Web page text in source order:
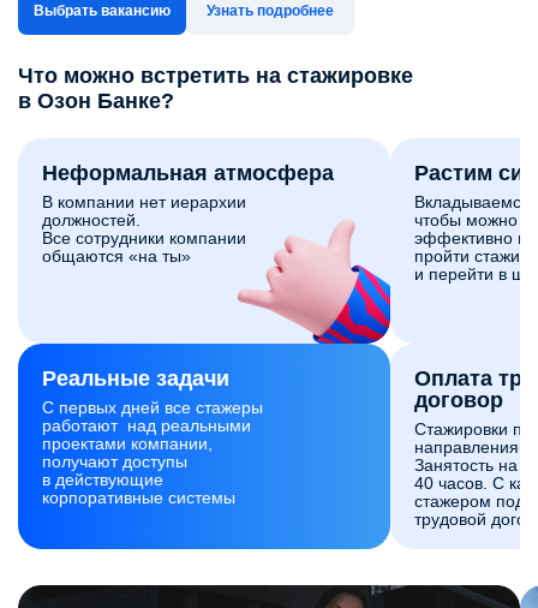
Выбрать вакансию Узнать подробнее
Что можно встретить на стажировке
в Озон Банке?
Неформальная атмосфера
В компании нет иерархии
должностей.
Все сотрудники компании
общаются «на ты»
Реальные задачи
С первых дней все стажеры
работают над реальными
проектами компании,
получают доступы
в действующие
корпоративные системы
Растим
Вкладываемся
чтобы можно
эффективно и
пройти
и перейти в
Оплата
договор
Стажировки по
направлениям
Занятость на
40 часов. С
стажером
трудовой